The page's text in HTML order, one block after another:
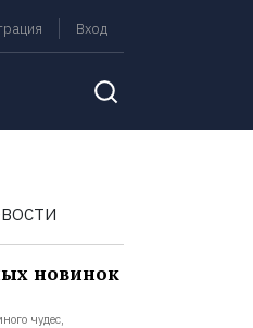
Вход
новинок
чудес,